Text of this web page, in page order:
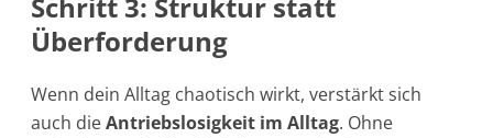
Schritt 3: Struktur statt
Überforderung
Wenn dein Alltag chaotisch wirkt, verstärkt sich
auch dieAntriebslosigkeit im Alltag. Ohne